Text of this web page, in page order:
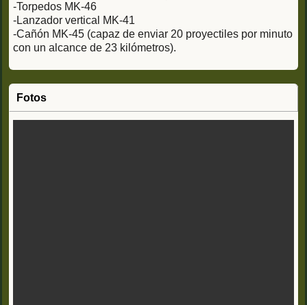
-Torpedos MK-46
-Lanzador vertical MK-41
-Cañón MK-45 (capaz de enviar 20 proyectiles por minuto
con un alcance de 23 kilómetros).
Fotos